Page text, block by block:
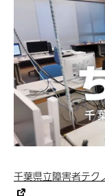
千葉県立障害者テク